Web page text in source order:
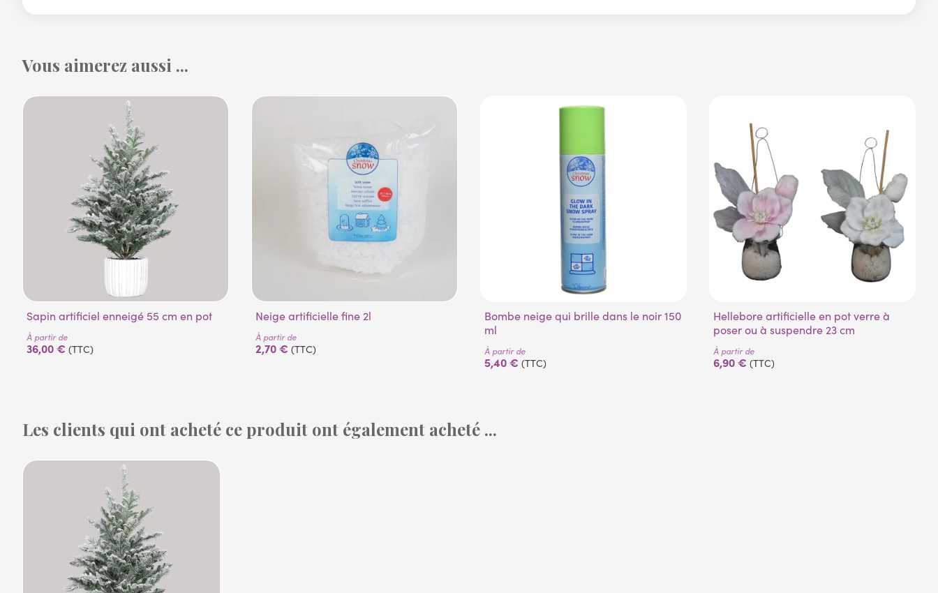
Vous aimerez aussi ...
Sapin artificiel enneigé 55 cm en pot
À partir de
36,00 € (TTC)
Neige artificielle fine 2l
À partir de
2,70 € (TTC)
Bombe neige qui brille dans le noir 150
ml
À partir de
5,40 € (TTC)
Hellebore artificielle en pot verre à
poser ou à suspendre 23 cm
À partir de
6,90 € (TTC)
Les clients qui ont acheté ce produit ont également acheté ...